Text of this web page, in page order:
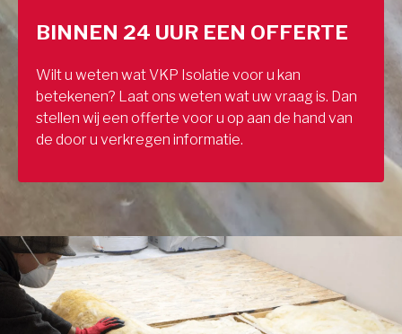
BINNEN 24 UUR EEN OFFERTE
Wilt u weten wat VKP Isolatie voor u kan
betekenen? Laat ons weten wat uw vraag is. Dan
stellen wij een offerte voor u op aan de hand van
de door u verkregen informatie.